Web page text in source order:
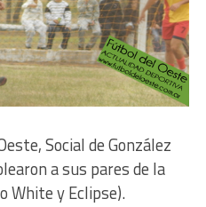
Social de González
a sus pares de la
White y Eclipse).